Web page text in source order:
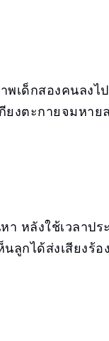
พเด็กสองคนลงไ
งตะกายจมหาย
หลังใช้เวลาป
ลูกได้ส่งเสียงร้